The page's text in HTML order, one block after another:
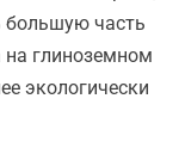
большую часть
на глиноземном
экологически